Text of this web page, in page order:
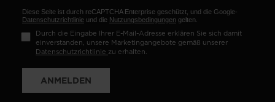
Diese Seite ist durch reCAPTCHA Enterprise geschützt, und die Google-
Datenschutzrichtlinie und die Nutzungsbedingungen gelten.
Durch die Eingabe Ihrer E-Mail-Adresse erklären Sie sich damit
einverstanden, unsere Marketingangebote gemäß unserer
Datenschutzrichtlinie zu erhalten.
ANMELDEN